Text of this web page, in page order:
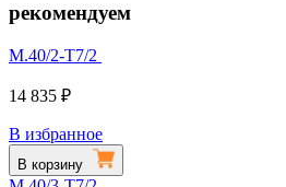
рекомендуем
М.40/2-Т7/2
14 835 ₽
В избранное
В корзину